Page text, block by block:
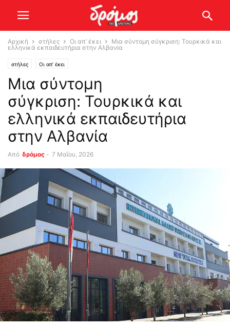
Αρχική στήλες Οι απ’ έκει
Mια σύντομη σύγκριση: Τουρκικά και
ελληνικά εκπαιδευτήρια στην Αλβανία
στήλες Οι απ’ έκει
Mια σύντομη
σύγκριση: Τουρκικά και
ελληνικά εκπαιδευτήρια
στην Αλβανία
Από δρόμος - 7 Μαΐου, 2026